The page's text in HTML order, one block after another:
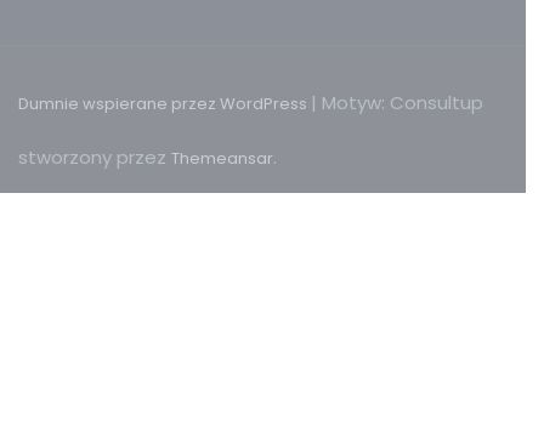
Dumnie wspierane przez WordPress | Motyw: Consultup
stworzony przez Themeansar.